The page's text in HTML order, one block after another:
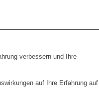
verbessern und Ihre
auf Ihre Erfahrung auf